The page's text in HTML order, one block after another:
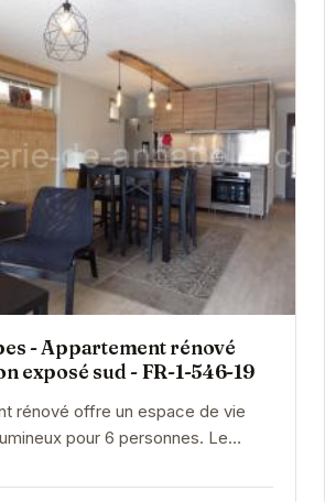
- Appartement rénové
exposé sud - FR-1-546-19
rénové offre un espace de vie
pour 6 personnes. Le
est idéal pour profiter du soleil